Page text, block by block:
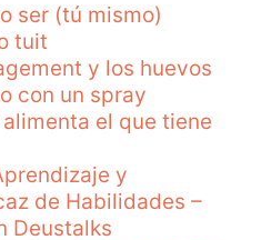
ser (tú mismo)
tuit
y los huevos
con un spray
alimenta el que tiene
y
de Habilidades –
Deustalks